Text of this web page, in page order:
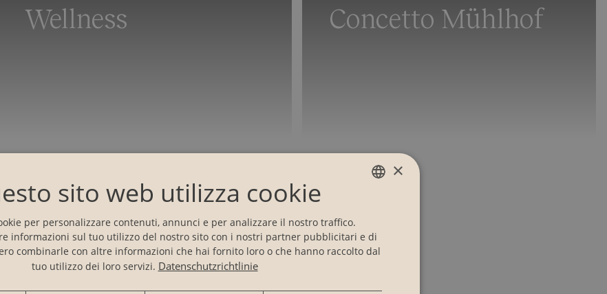
Wellness Concetto Mühlhof
ENGLISH
ITALIAN
×
sito web utilizza cookie
per personalizzare contenuti, annunci e per analizzare il nostro traffico.
informazioni sul tuo utilizzo del nostro sito con i nostri partner pubblicitari e di
combinarle con altre informazioni che hai fornito loro o che hanno raccolto dal
tuo utilizzo dei loro servizi. Datenschutzrichtlinie